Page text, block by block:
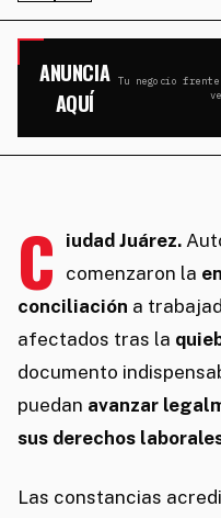
ANUNCIA
AQUÍ
Tu negocio
C iudad Juárez.
comenzaron la
conciliación a
afectados tras la
documento
puedan avanzar
sus derechos
Las constancias